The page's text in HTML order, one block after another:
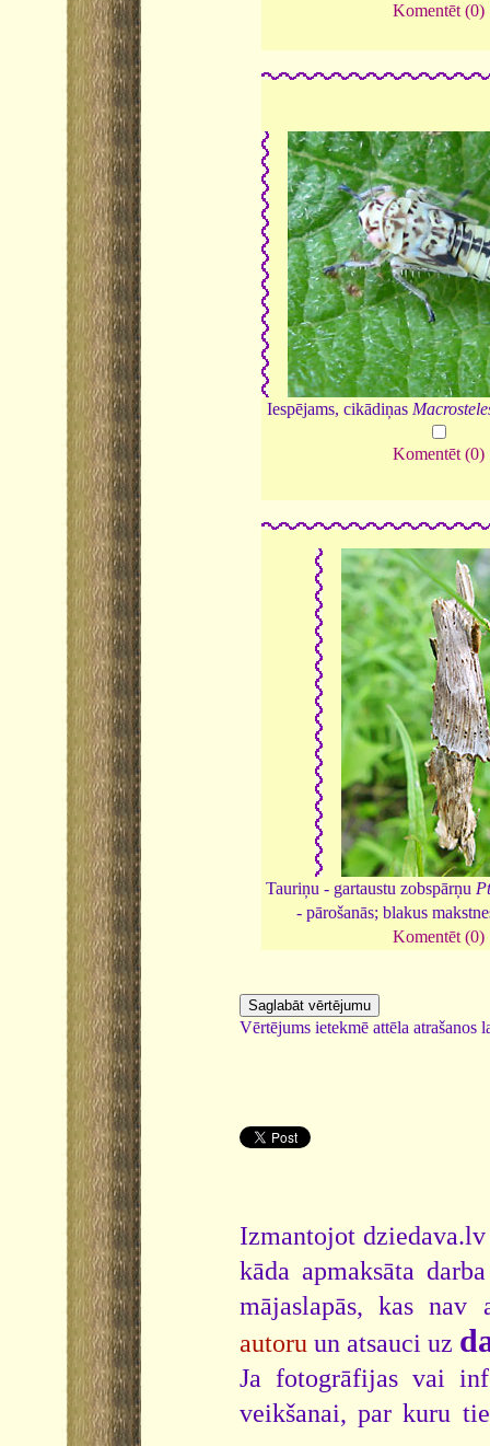
Komentēt (0)
Iespējams, cikādiņas
Komentēt (0)
Tauriņu - gartaustu zobspārņu
- pārošanās; blakus
Komentēt (0)
Vērtējums ietekmē attēla atrašanos
Izmantojot
kāda apmaksāta
mājaslapās, kas
autoru un atsauci uz
Ja fotogrāfijas vai
veikšanai, par kuru